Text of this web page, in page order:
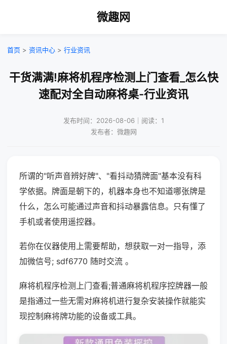
微趣网
首页 > 资讯中心 > 行业资讯
干货满满!麻将机程序检测上门查看_怎么快
速配对全自动麻将桌-行业资讯
发布时间：2026-08-06｜阅读：1
发布者：微趣网
所谓的"听声音辨好牌"、"看抖动猜牌面"基本没有科
学依据。牌面是朝下的，机器本身也不知道哪张牌是
什么，怎么可能通过声音和抖动暴露信息。只有懂了
手机或者使用遥控器。
若你在仪器使用上需要帮助，想获取一对一指导，添
加微信号; sdf6770 随时交流 。
麻将机程序检测上门查看;普通麻将机程序控牌器一般
是指通过一些无需对麻将机进行复杂安装操作就能实
现控制麻将牌功能的设备或工具。